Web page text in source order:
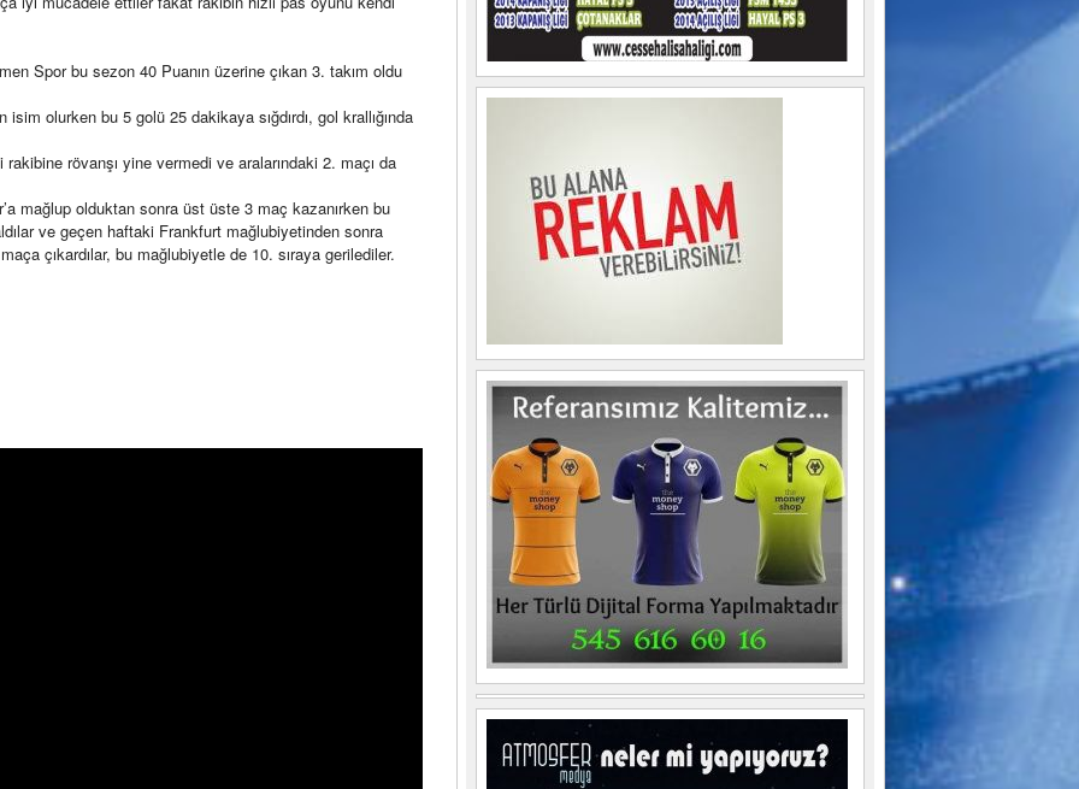
Spor bu sezon 40 Puanın üzerine çıkan 3. takım oldu
isim olurken bu 5 golü 25 dakikaya sığdırdı, gol krallığında
rövanşı yine vermedi ve aralarındaki 2. maçı da
mağlup olduktan sonra üst üste 3 maç kazanırken bu
ve geçen haftaki Frankfurt mağlubiyetinden sonra
çıkardılar, bu mağlubiyetle de 10. sıraya gerilediler.